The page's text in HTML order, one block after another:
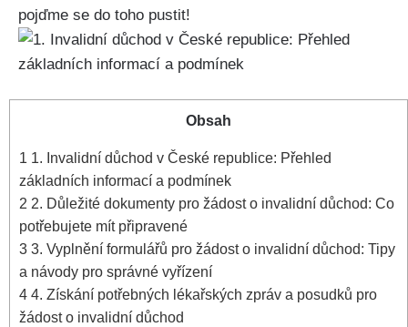
pojďme se do toho pustit!
Obsah
1 1. Invalidní důchod v České republice: Přehled
základních informací a podmínek
2 2. Důležité dokumenty pro žádost o invalidní důchod: Co
potřebujete mít připravené
3 3. Vyplnění formulářů pro žádost o invalidní důchod: Tipy
a návody pro správné vyřízení
4 4. Získání potřebných lékařských zpráv a posudků pro
žádost o invalidní důchod